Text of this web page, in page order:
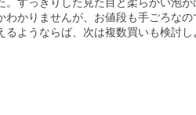
わかりませんが、お値段も手ごろな
るようならば、次は複数買いも検討し